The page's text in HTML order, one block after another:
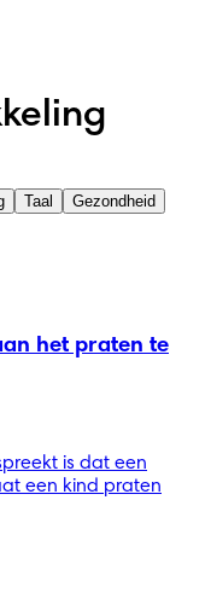
Taal Gezondheid
het praten te
is dat een
een kind praten